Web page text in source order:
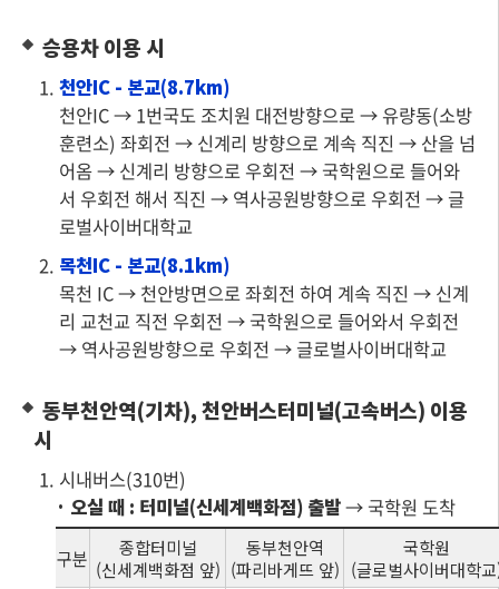
승용차 이용 시
1. 천안IC - 본교(8.7km)
천안IC → 1번국도 조치원 대전방향으로 → 유량동(소방
훈련소) 좌회전 → 신계리 방향으로 계속 직진 → 산을 넘
어옴 → 신계리 방향으로 우회전 → 국학원으로 들어와
서 우회전 해서 직진 → 역사공원방향으로 우회전 → 글
로벌사이버대학교
2. 목천IC - 본교(8.1km)
목천 IC → 천안방면으로 좌회전 하여 계속 직진 → 신계
리 교천교 직전 우회전 → 국학원으로 들어와서 우회전
→ 역사공원방향으로 우회전 → 글로벌사이버대학교
동부천안역(기차), 천안버스터미널(고속버스) 이용
시
1. 시내버스(310번)
· 오실 때 : 터미널(신세계백화점) 출발→ 국학원 도착
구분
종합터미널
(신세계백화점 앞)
동부천안역
(파리바게뜨 앞)
국학원
(글로벌사이버대학